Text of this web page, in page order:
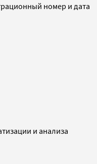
номер и дата
и анализа